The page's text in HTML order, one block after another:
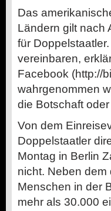
Das
Ländern gilt nach
für
vereinbaren,
Facebook (http://
wahrgenommen
die Botschaft
Von dem
Doppelstaatler
Montag in Berlin
nicht. Neben
Menschen in der
mehr als 30.000